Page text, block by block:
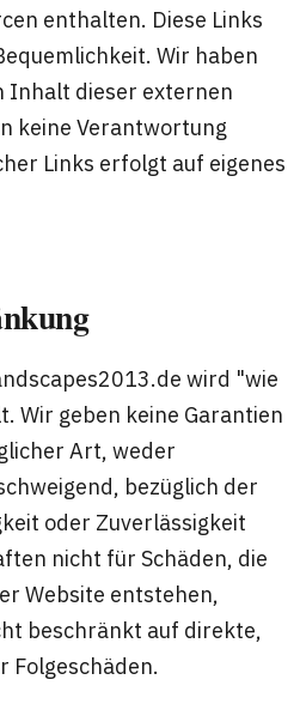
enthalten. Diese Links
Wir haben
Inhalt dieser externen
keine Verantwortung
Links erfolgt auf eigenes
wird "wie
Wir geben keine Garantien
Art, weder
bezüglich der
oder Zuverlässigkeit
nicht für Schäden, die
Website entstehen,
beschränkt auf direkte,
Folgeschäden.